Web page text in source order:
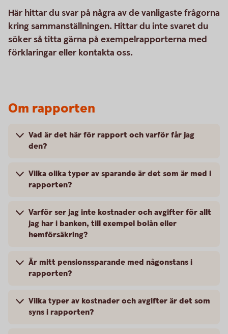
Här hittar du svar på några av de vanligaste frågorna
kring sammanställningen. Hittar du inte svaret du
söker så titta gärna på exempelrapporterna med
förklaringar eller kontakta oss.
Om rapporten
Vad är det här för rapport och varför får jag
den?
Vilka olika typer av sparande är det som är med i
rapporten?
Varför ser jag inte kostnader och avgifter för allt
jag har i banken, till exempel bolån eller
hemförsäkring?
Är mitt pensionssparande med någonstans i
rapporten?
Vilka typer av kostnader och avgifter är det som
syns i rapporten?